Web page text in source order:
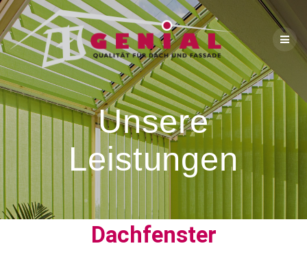
Unsere
Leistungen
Dachfenster